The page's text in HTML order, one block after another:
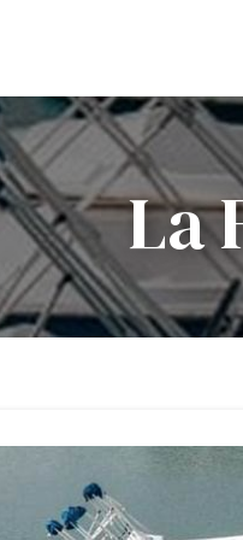
La